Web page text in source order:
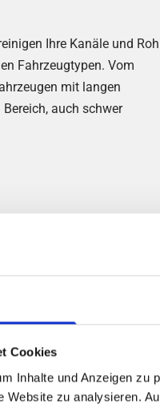
Cookies
Inhalte und Anzeigen zu
Website zu analysieren.
Ihre Kanäle und
Fahrzeugtypen. Vom
mit langen
auch schwer
wir Flächen von bis zu 52
schützt angrenzende
ein, die
–